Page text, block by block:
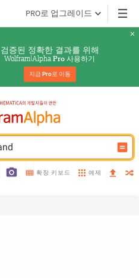
PRO로 업그레이드
검증된 정확한 결과를 위해
Wolfram|Alpha Pro 사용하기
지금 Pro로 이동
확장 키보드 예제